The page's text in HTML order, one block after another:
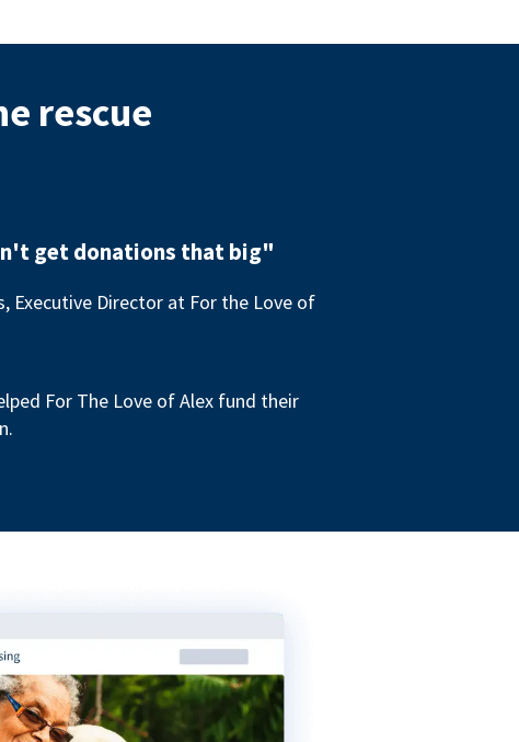
rescue
get donations that big"
Executive Director at For the Love of
For The Love of Alex fund their